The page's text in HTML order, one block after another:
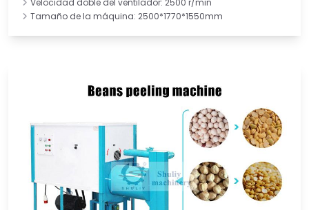
Tamaño de la máquina: 2500*1770*1550mm